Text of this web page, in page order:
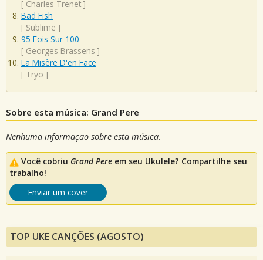
[ Charles Trenet ]
Bad Fish
[ Sublime ]
95 Fois Sur 100
[ Georges Brassens ]
La Misère D'en Face
[ Tryo ]
Sobre esta música: Grand Pere
Nenhuma informação sobre esta música.
Você cobriu Grand Pere em seu Ukulele? Compartilhe seu
trabalho!
Enviar um cover
TOP UKE CANÇÕES (AGOSTO)